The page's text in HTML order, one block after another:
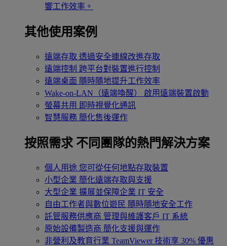
響工作效率。
其他使用案例
遠端存取 透過安全連線改進存取
遠端控制 跨平台對裝置進行控制
遠端桌面 隨時隨地提升工作效率
Wake-on-LAN（遠端喚醒）
啟用遠端裝置啟動
螢幕共用 即時視覺化通訊
智慧服務 簡化售後運作
按照需求 不同團隊的熱門解決方案
個人用途 您可從任何地點存取裝置
小型企業 簡化遠端存取與支援
大型企業 擴展並保障企業 IT 安全
自由工作者與數位遊民 隨時隨地安全工作
託管服務供應商 管理與維護客戶 IT 系統
原始設備製造商 簡化支援與運作
非營利及教育行業 TeamViewer 技術享 30% 優惠